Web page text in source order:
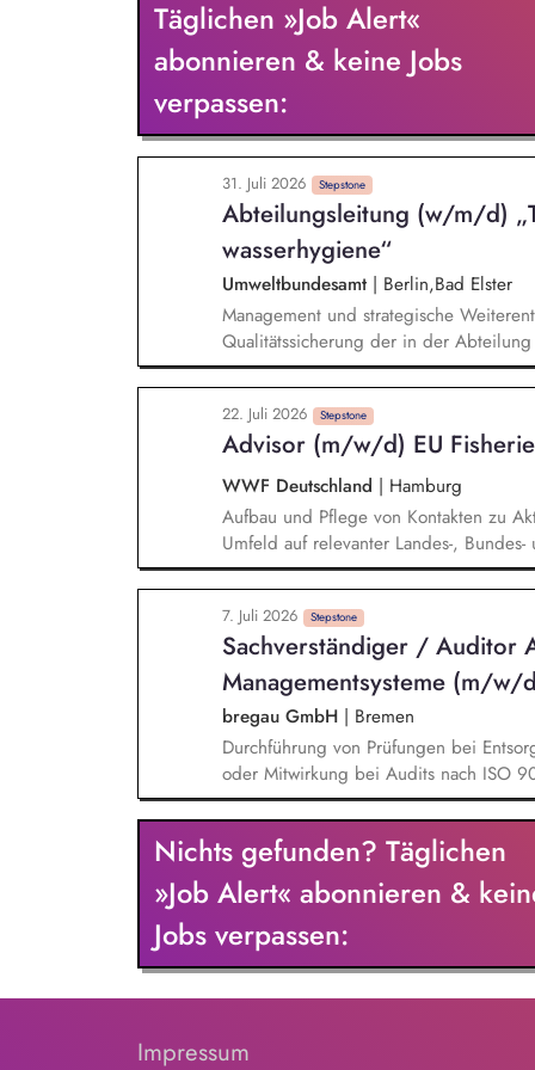
landscapes, including SAP MM/BW,
and Sedex, ensuring that
and readily available for use. You will
international sustainability activities in
Täglichen »Job Alert«
abonnieren & keine Jobs
verpassen:
31. Juli 2026 Stepstone
Abteilungs­leitung (w/m/d)
wasserhygiene“
Umweltbundesamt | Berlin,Bad Elster
Management und strategische
Qualitätssicherung der in der
Weiterentwicklung der Trink- und
Herausforderungen, vom
und Empfehlungen für den
Regelwerk, WHO Guidance)
22. Juli 2026 Stepstone
Advisor (m/w/d) EU
WWF Deutschland | Hamburg
Aufbau und Pflege von Kontakten zu
Umfeld auf relevanter Landes-,
Wissenschaft, Fischereisektor,
Kritische und kompetente Begleitung
deutschen Fischerei in Nord- und
Mitwirkung an der Erstellung und
Hintergrundpapieren, politischen
7. Juli 2026 Stepstone
Sachverständiger / Auditor
Managementsysteme (m/w/
bregau GmbH | Bremen
Durchführung von Prüfungen bei
oder Mitwirkung bei Audits nach ISO
Bewertung abfallwirtschaftlicher
Anforderungen Prüfung von
Betriebsorganisation und
Prüfberichte Fachlicher Austausch mit
Auditorenteams
Nichts gefunden? Täglichen
»Job Alert« abonnieren &
Jobs verpassen:
Impressum